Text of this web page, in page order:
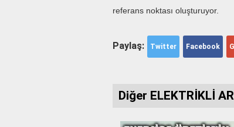
referans noktası oluşturuyor.
Paylaş: Twitter Facebook
Diğer ELEKTRİKLİ